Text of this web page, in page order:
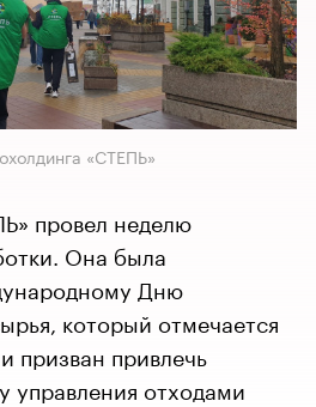
«СТЕПЬ»
провел неделю
Она была
Дню
который отмечается
призван привлечь
управления отходами